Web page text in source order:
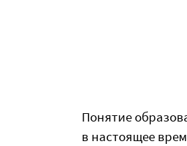
Понятие
в настоящее